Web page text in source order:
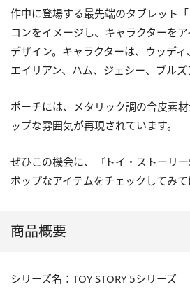
作中に登場する最先端のタブレット
コンをイメージし、キャラクターを
デザイン。キャラクターは、ウッディ
エイリアン、ハム、ジェシー、ブルズ
ポーチには、メタリック調の合皮素
ップな雰囲気が再現されています。
ぜひこの機会に、『トイ・ストーリ
ポップなアイテムをチェックしてみて
商品概要
シリーズ名：TOY STORY 5シリーズ